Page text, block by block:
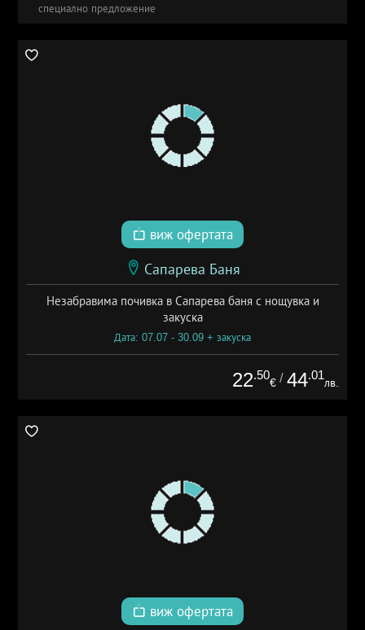
специално предложение
виж офертата
Сапарева Баня
Незабравима почивка в Сапарева баня с нощувка и
закуска
Дата: 07.07 - 30.09 + закуска
22.50
€ / 44.01
лв.
виж офертата